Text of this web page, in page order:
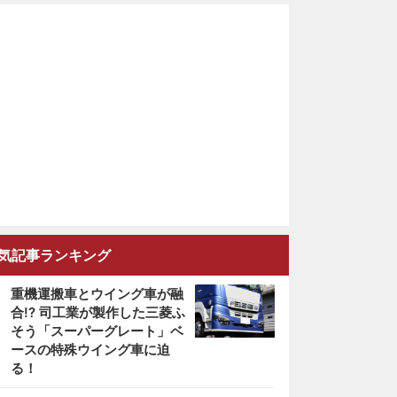
記事ランキング
重機運搬車とウイング車が融
合!? 司工業が製作した三菱ふ
そう「スーパーグレート」ベ
ースの特殊ウイング車に迫
る！